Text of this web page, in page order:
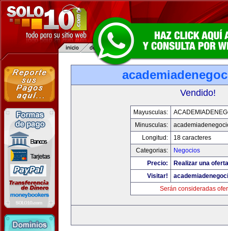
Vendido!
Mayusculas:
Minusculas:
Longitud:
18 caracteres
Categorias:
Negocios
Precio:
Realizar una
Visitar!
Serán consideradas